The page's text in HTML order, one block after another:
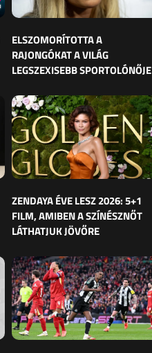
ELSZOMORÍTOTTA A
RAJONGÓKAT A VILÁG
LEGSZEXISEBB SPORTOLÓNŐJE
ZENDAYA ÉVE LESZ 2026: 5+1
FILM, AMIBEN A SZÍNÉSZNŐT
LÁTHATJUK JÖVŐRE